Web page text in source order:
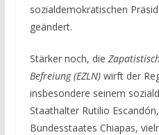
sozialdemokratischen
geändert.
Stärker noch, die
Befreiung (EZLN)wirft der
insbesondere seinem
Staathalter Rutilio
Bundesstaates Chiapas,